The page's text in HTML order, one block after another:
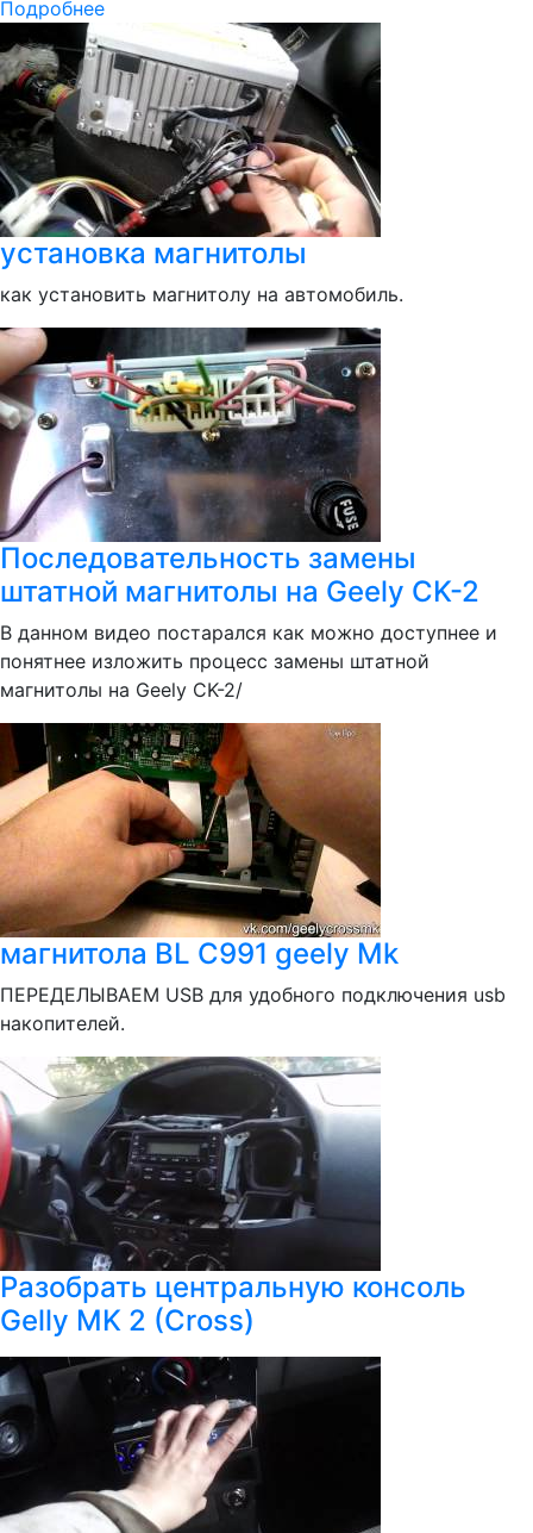
Подробнее
установка магнитолы
как установить магнитолу на автомобиль.
Последовательность замены
штатной магнитолы на Geely CK-2
В данном видео постарался как можно доступнее и
понятнее изложить процесс замены штатной
магнитолы на Geely CK-2/
магнитола BL C991 geely Mk
ПЕРЕДЕЛЫВАЕМ USB для удобного подключения usb
накопителей.
Разобрать центральную консоль
Gelly MK 2 (Cross)